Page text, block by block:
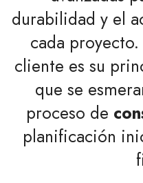
durabilidad y el
cada
cliente es su
que se
proceso de
planificación